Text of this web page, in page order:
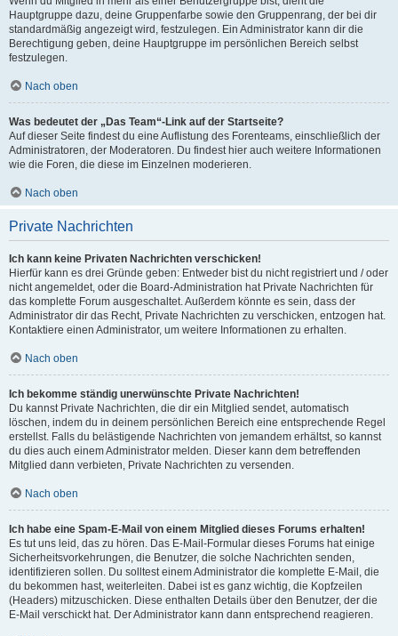
Hauptgruppe dazu, deine Gruppenfarbe sowie den Gruppenrang, der bei dir
standardmäßig angezeigt wird, festzulegen. Ein Administrator kann dir die
Berechtigung geben, deine Hauptgruppe im persönlichen Bereich selbst
festzulegen.
Nach oben
Was bedeutet der „Das Team“-Link auf der Startseite?
Auf dieser Seite findest du eine Auflistung des Forenteams, einschließlich der
Administratoren, der Moderatoren. Du findest hier auch weitere Informationen
wie die Foren, die diese im Einzelnen moderieren.
Nach oben
Private Nachrichten
Ich kann keine Privaten Nachrichten verschicken!
Hierfür kann es drei Gründe geben: Entweder bist du nicht registriert und / oder
nicht angemeldet, oder die Board-Administration hat Private Nachrichten für
das komplette Forum ausgeschaltet. Außerdem könnte es sein, dass der
Administrator dir das Recht, Private Nachrichten zu verschicken, entzogen hat.
Kontaktiere einen Administrator, um weitere Informationen zu erhalten.
Nach oben
Ich bekomme ständig unerwünschte Private Nachrichten!
Du kannst Private Nachrichten, die dir ein Mitglied sendet, automatisch
löschen, indem du in deinem persönlichen Bereich eine entsprechende Regel
erstellst. Falls du belästigende Nachrichten von jemandem erhältst, so kannst
du dies auch einem Administrator melden. Dieser kann dem betreffenden
Mitglied dann verbieten, Private Nachrichten zu versenden.
Nach oben
Ich habe eine Spam-E-Mail von einem Mitglied dieses Forums erhalten!
Es tut uns leid, das zu hören. Das E-Mail-Formular dieses Forums hat einige
Sicherheitsvorkehrungen, die Benutzer, die solche Nachrichten senden,
identifizieren sollen. Du solltest einem Administrator die komplette E-Mail, die
du bekommen hast, weiterleiten. Dabei ist es ganz wichtig, die Kopfzeilen
(Headers) mitzuschicken. Diese enthalten Details über den Benutzer, der die
E-Mail verschickt hat. Der Administrator kann dann entsprechend reagieren.